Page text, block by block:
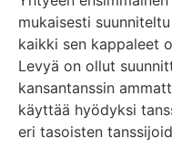
mukaisesti
kaikki sen kappaleet
Levyä on ollut
kansantanssin
käyttää hyödyksi
eri tasoisten